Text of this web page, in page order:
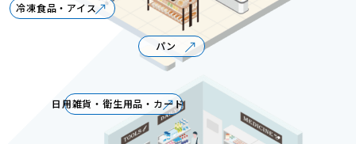
パン
冷凍食品・アイス
日用雑貨・衛生用品・カード